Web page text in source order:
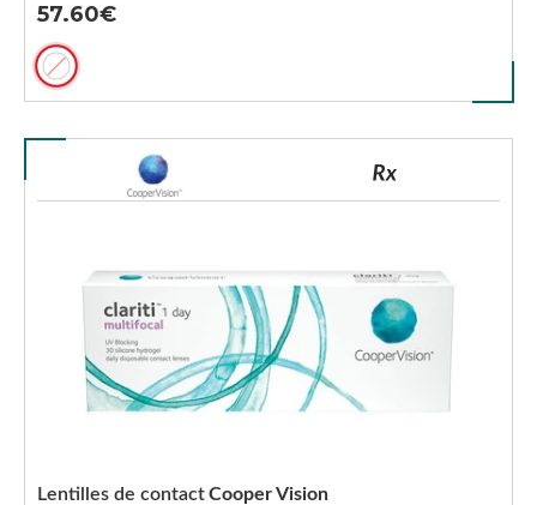
57.60
Lentilles de contactCooper Vision